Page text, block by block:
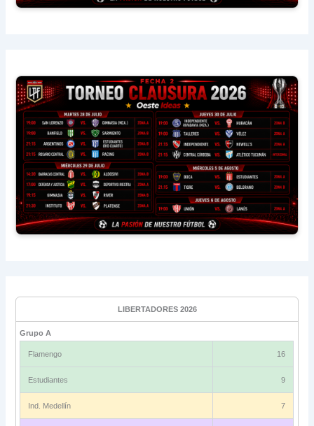
LIBERTADORES 2026
Grupo A
Flamengo 16
Estudiantes 9
Ind. Medellín 7